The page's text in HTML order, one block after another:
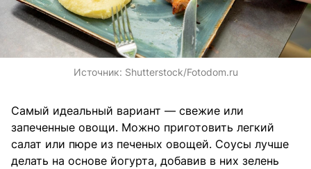
Источник: Shutterstock/Fotodom.ru
Самый идеальный вариант — свежие или
запеченные овощи. Можно приготовить легкий
салат или пюре из печеных овощей. Соусы лучше
делать на основе йогурта, добавив в них зелень